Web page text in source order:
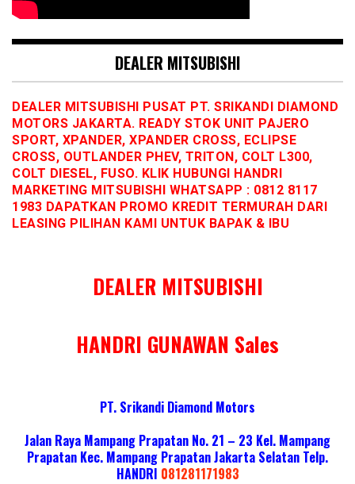
DEALER MITSUBISHI
DEALER MITSUBISHI PUSAT PT. SRIKANDI DIAMOND
MOTORS JAKARTA. READY STOK UNIT PAJERO
SPORT, XPANDER, XPANDER CROSS, ECLIPSE
CROSS, OUTLANDER PHEV, TRITON, COLT L300,
COLT DIESEL, FUSO. KLIK HUBUNGI HANDRI
MARKETING MITSUBISHI WHATSAPP : 0812 8117
1983 DAPATKAN PROMO KREDIT TERMURAH DARI
LEASING PILIHAN KAMI UNTUK BAPAK & IBU
DEALER MITSUBISHI
HANDRI GUNAWAN Sales
PT. Srikandi Diamond Motors
Jalan Raya Mampang Prapatan No. 21 – 23 Kel. Mampang
Prapatan Kec. Mampang Prapatan Jakarta Selatan Telp.
HANDRI 081281171983